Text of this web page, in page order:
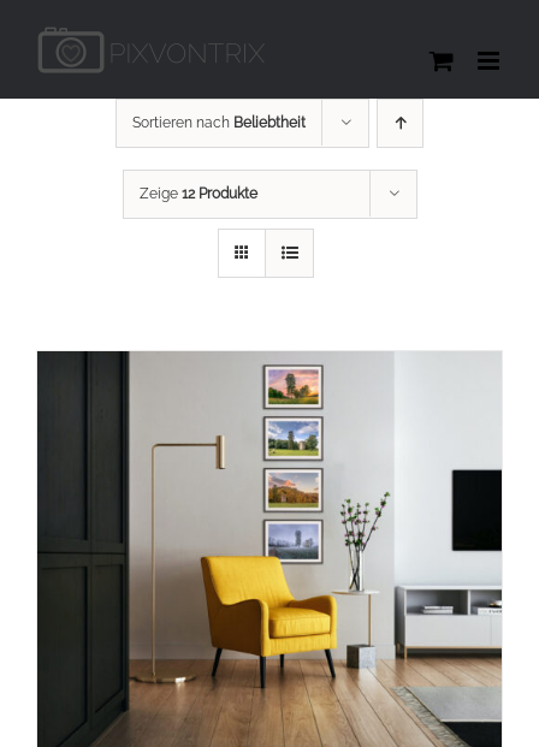
Sortieren nach Beliebtheit
Zeige 12 Produkte